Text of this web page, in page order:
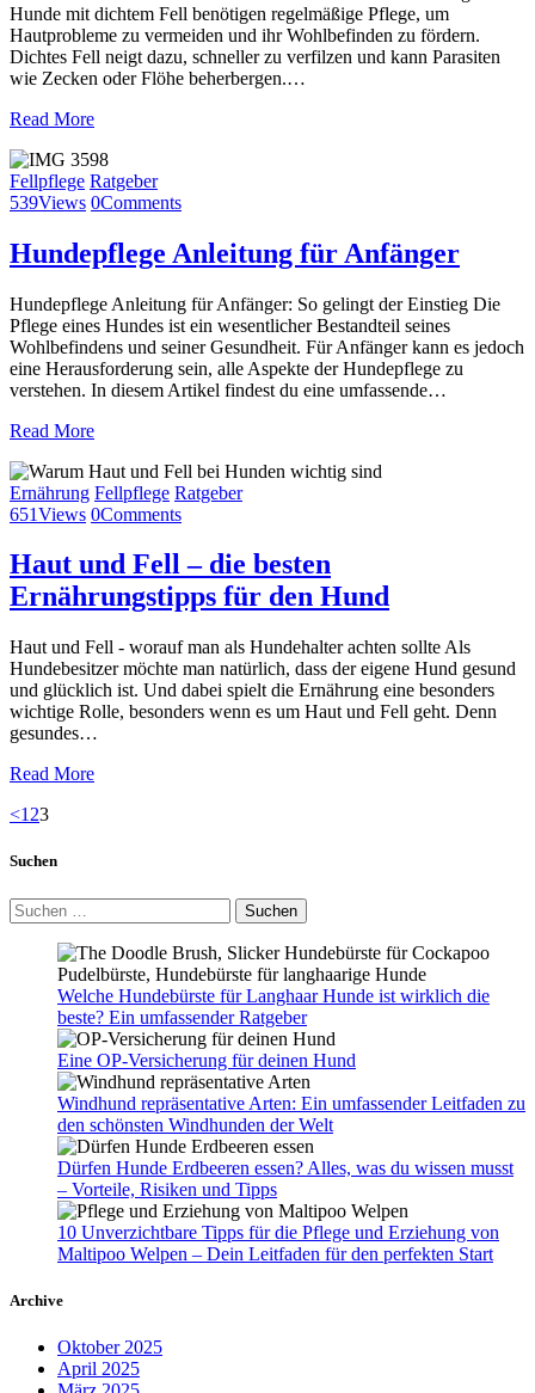
Hunde mit dichtem Fell benötigen regelmäßige Pflege, um
Hautprobleme zu vermeiden und ihr Wohlbefinden zu fördern.
Dichtes Fell neigt dazu, schneller zu verfilzen und kann Parasiten
wie Zecken oder Flöhe beherbergen.…
Read More
Fellpflege Ratgeber
539Views 0Comments
Hundepflege Anleitung für Anfänger
Hundepflege Anleitung für Anfänger: So gelingt der Einstieg Die
Pflege eines Hundes ist ein wesentlicher Bestandteil seines
Wohlbefindens und seiner Gesundheit. Für Anfänger kann es jedoch
eine Herausforderung sein, alle Aspekte der Hundepflege zu
verstehen. In diesem Artikel findest du eine umfassende…
Read More
Ernährung Fellpflege Ratgeber
651Views 0Comments
Haut und Fell – die besten
Ernährungstipps für den Hund
Haut und Fell - worauf man als Hundehalter achten sollte Als
Hundebesitzer möchte man natürlich, dass der eigene Hund gesund
und glücklich ist. Und dabei spielt die Ernährung eine besonders
wichtige Rolle, besonders wenn es um Haut und Fell geht. Denn
gesundes…
Read More
Seitennummerierung
der
<Page
1 Page
2Page
3
Suchen
Suchen
nach:
Welche Hundebürste für Langhaar Hunde ist wirklich die
beste? Ein umfassender Ratgeber
Eine OP-Versicherung für deinen Hund
Windhund repräsentative Arten: Ein umfassender Leitfaden zu
den schönsten Windhunden der Welt
Dürfen Hunde Erdbeeren essen? Alles, was du wissen musst
– Vorteile, Risiken und Tipps
10 Unverzichtbare Tipps für die Pflege und Erziehung von
Maltipoo Welpen – Dein Leitfaden für den perfekten Start
Archive
Oktober 2025
April 2025